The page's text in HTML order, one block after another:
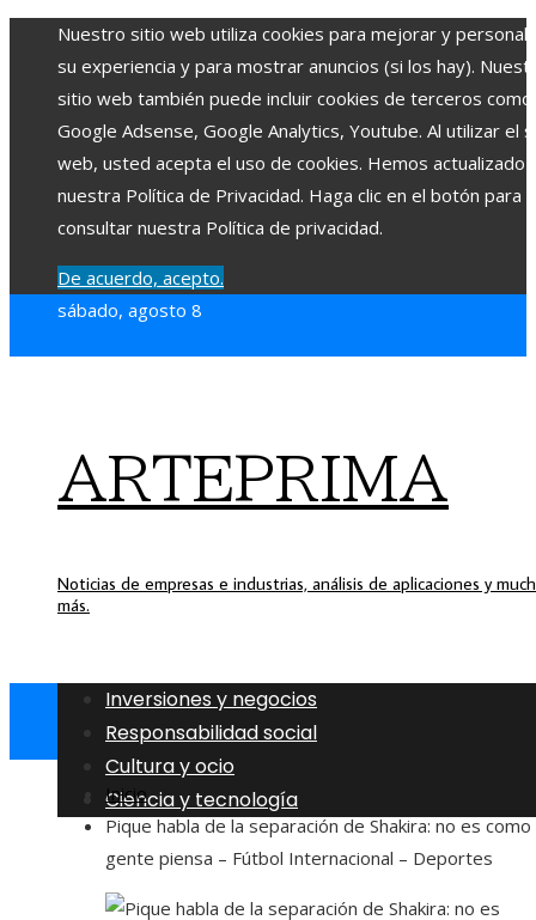
Nuestro sitio web utiliza cookies para mejorar y
su experiencia y para mostrar anuncios (si los hay).
sitio web también puede incluir cookies de terceros como
Google Adsense, Google Analytics, Youtube. Al utilizar el
web, usted acepta el uso de cookies. Hemos actualizado
nuestra Política de Privacidad. Haga clic en el botón para
consultar nuestra Política de privacidad.
De acuerdo, acepto.
sábado, agosto 8
ARTEPRIMA
Noticias de empresas e industrias, análisis de aplicaciones y
más.
Inversiones y negocios
Responsabilidad social
Cultura y ocio
Ciencia y tecnología
Inicio
Pique habla de la separación de Shakira: no es como
gente piensa – Fútbol Internacional – Deportes